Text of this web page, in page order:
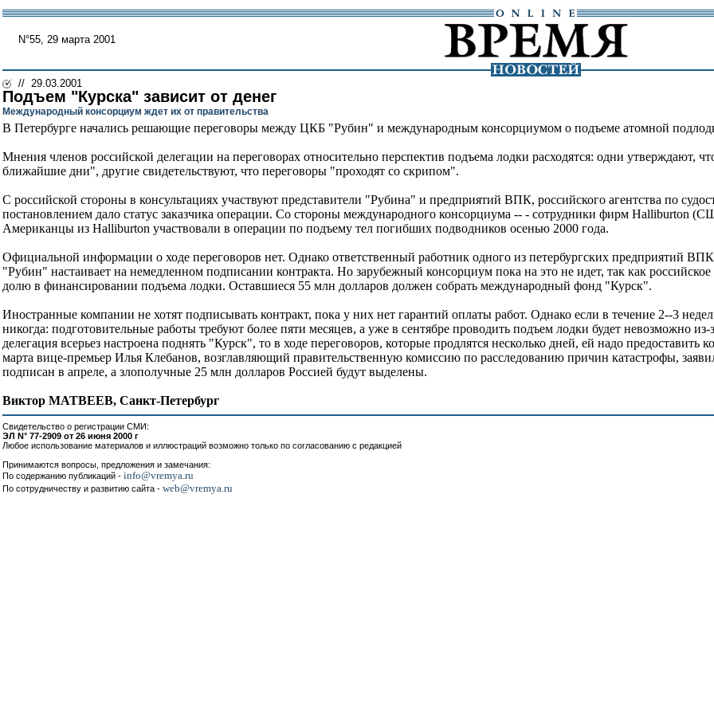
N°55, 29 марта 2001
// 29.03.2001
Подъем "Курска" зависит от денег
Международный консорциум ждет их от правительства
В Петербурге начались решающие переговоры между ЦКБ "Рубин" и международным консорциумом о подъеме атомной
Мнения членов российской делегации на переговорах относительно перспектив подъема лодки расходятся: одни утверждают,
ближайшие дни", другие свидетельствуют, что переговоры "проходят со скрипом".
С российской стороны в консультациях участвуют представители "Рубина" и предприятий ВПК, российского агентства по
постановлением дало статус заказчика операции. Со стороны международного консорциума -- - сотрудники фирм Halliburton
Американцы из Halliburton участвовали в операции по подъему тел погибших подводников осенью 2000 года.
Официальной информации о ходе переговоров нет. Однако ответственный работник одного из петербургских предприятий
"Рубин" настаивает на немедленном подписании контракта. Но зарубежный консорциум пока на это не идет, так как
долю в финансировании подъема лодки. Оставшиеся 55 млн долларов должен собрать международный фонд "Курск".
Иностранные компании не хотят подписывать контракт, пока у них нет гарантий оплаты работ. Однако если в течение 2--3
никогда: подготовительные работы требуют более пяти месяцев, а уже в сентябре проводить подъем лодки будет невозможно
делегация всерьез настроена поднять "Курск", то в ходе переговоров, которые продлятся несколько дней, ей надо
марта вице-премьер Илья Клебанов, возглавляющий правительственную комиссию по расследованию причин катастрофы,
подписан в апреле, а злополучные 25 млн долларов Россией будут выделены.
Виктор МАТВЕЕВ, Санкт-Петербург
Свидетельство о регистрации СМИ:
ЭЛ N° 77-2909 от 26 июня 2000 г
Любое использование материалов и иллюстраций возможно только по согласованию с редакцией
Принимаются вопросы, предложения и замечания:
По содержанию публикаций - info@vremya.ru
По сотрудничеству и развитию сайта - web@vremya.ru